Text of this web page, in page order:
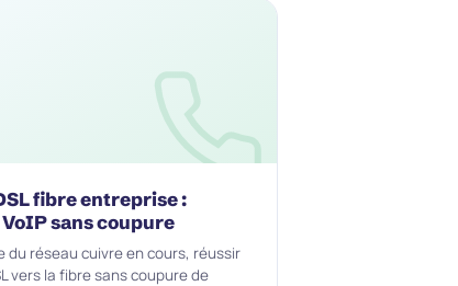
fibre entreprise :
sans coupure
du réseau cuivre en cours, réussir
vers la fibre sans coupure de